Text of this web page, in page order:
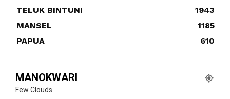
TELUK BINTUNI
1943
MANSEL
1185
PAPUA
610
MANOKWARI
Few Clouds